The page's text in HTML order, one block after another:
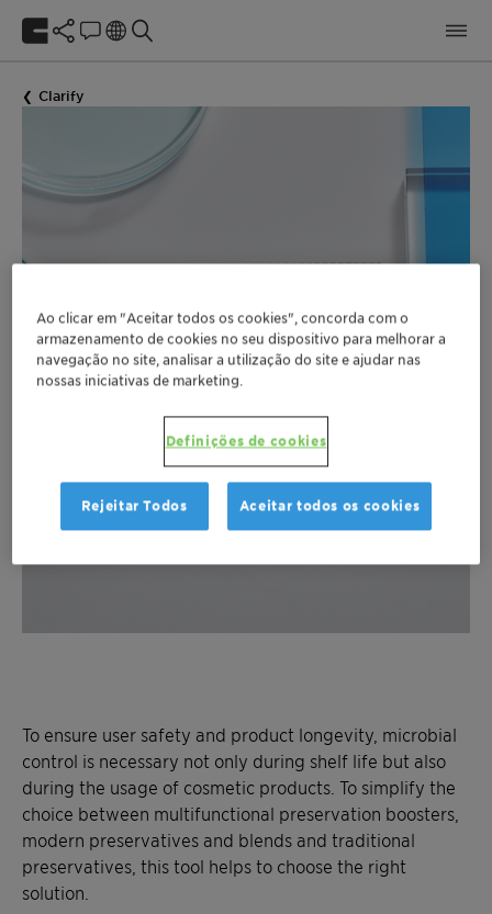
Clarify
Preservatives & Boosters
Finder
for Cosmetic Products
To ensure user safety and product longevity, microbial
control is necessary not only during shelf life but also
during the usage of cosmetic products. To simplify the
choice between multifunctional preservation boosters,
modern preservatives and blends and traditional
preservatives, this tool helps to choose the right
solution.
Ao clicar em "Aceitar todos os cookies", concorda com o
armazenamento de cookies no seu dispositivo para melhorar a
navegação no site, analisar a utilização do site e ajudar nas
nossas iniciativas de marketing.
Definições de cookies
Rejeitar Todos Aceitar todos os cookies